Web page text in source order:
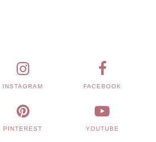
INSTAGRAM FACEBOOK
PINTEREST YOUTUBE